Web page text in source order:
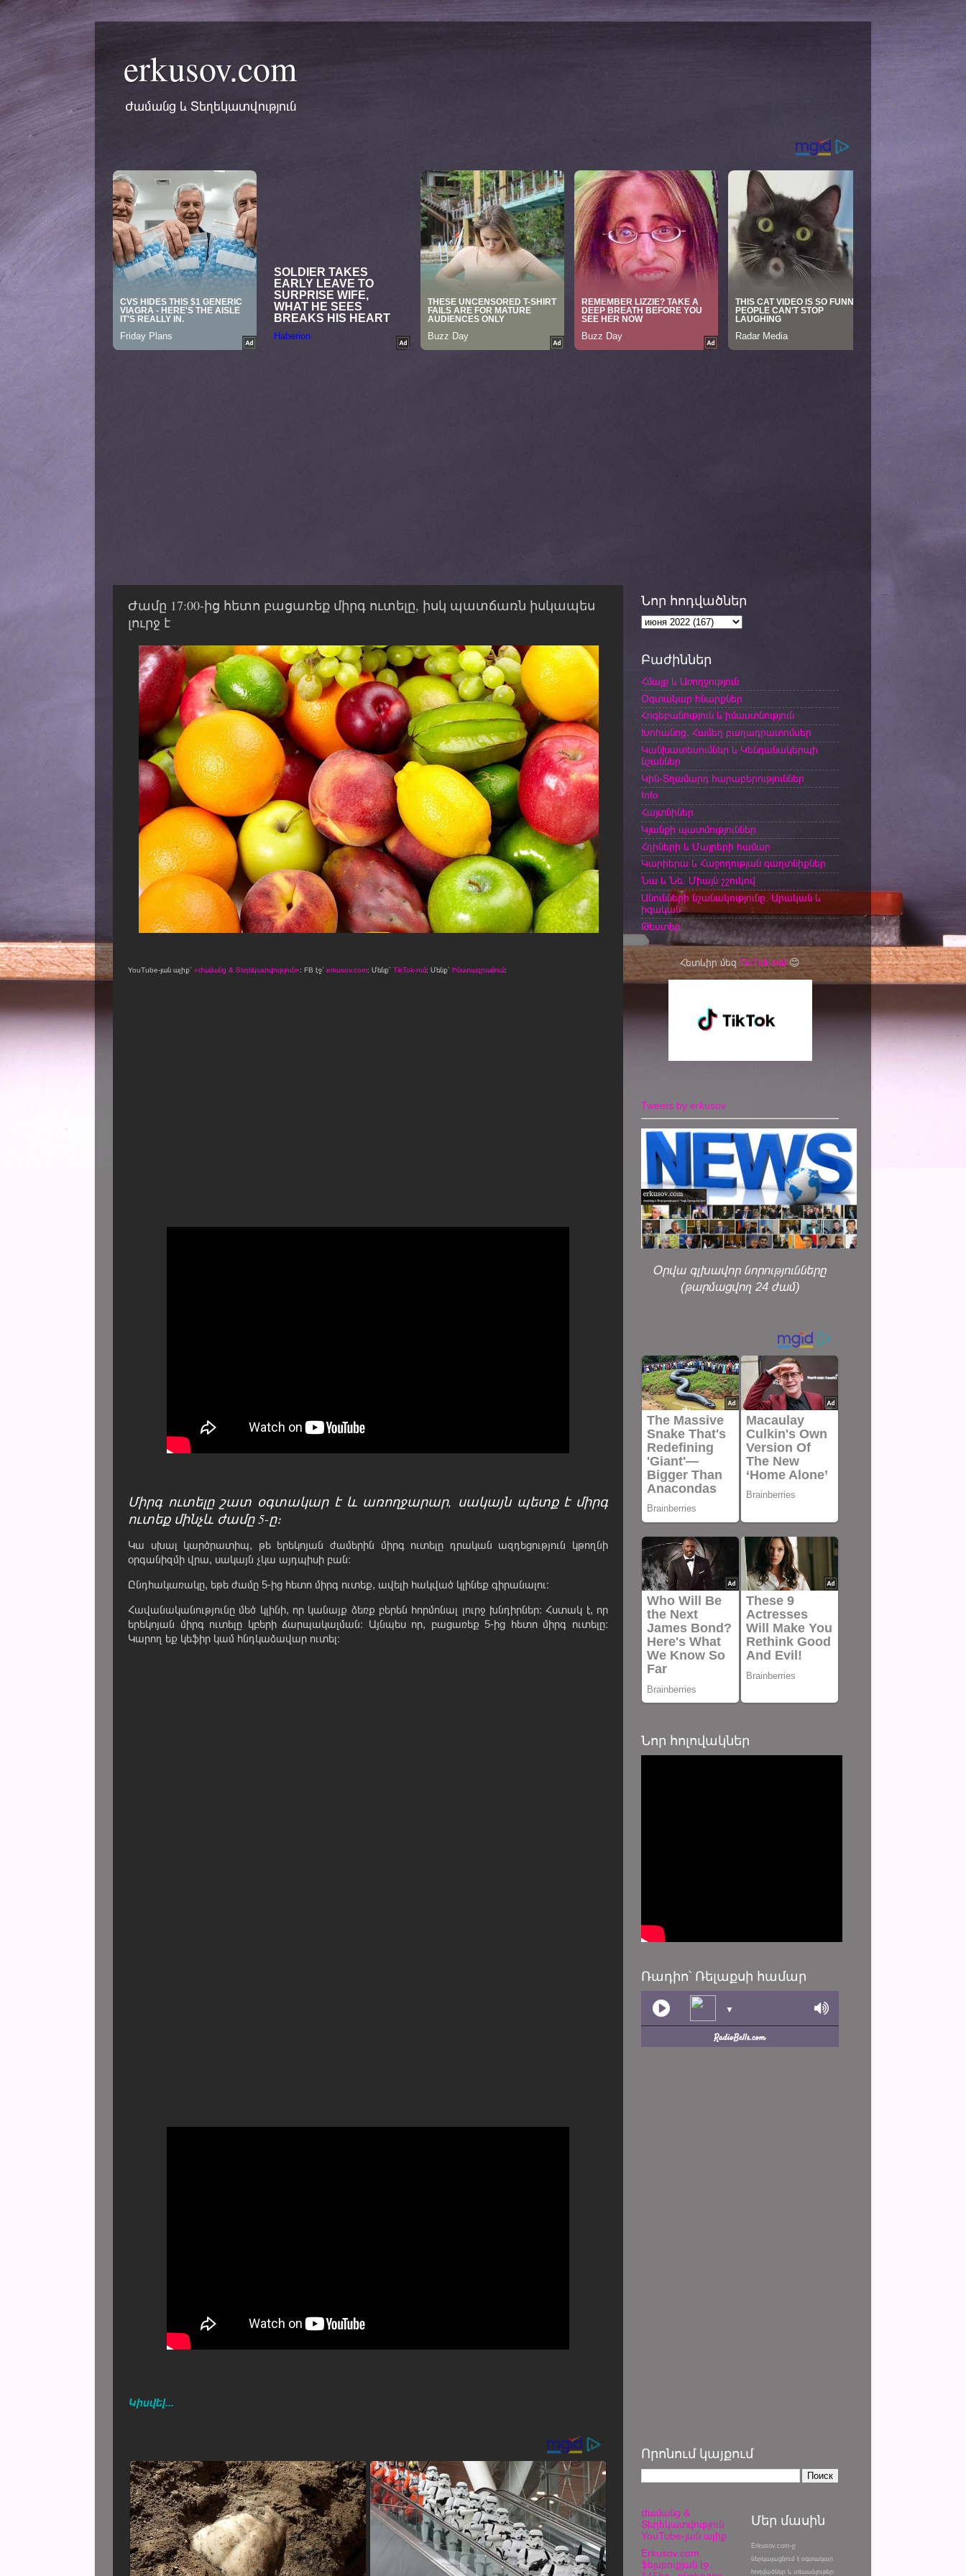
erkusov.com
Ժամանց և Տեղեկատվություն
Ժամը 17:00-ից հետո բացառեք միրգ ուտելը, իսկ պատճառն իսկապես
լուրջ է
YouTube-յան ալիք՝ «Ժամանց & Տեղեկատվություն»։ FB էջ՝ erkusov.com: Մենք՝ TikTok-ում: Մենք՝ Ինստագրամում։
Միրգ ուտելը շատ օգտակար է և առողջարար, սակայն պետք է միրգ
ուտեք մինչև ժամը 5-ը։
Կա սխալ կարծրատիպ, թե երեկոյան ժամերին միրգ ուտելը դրական ազդեցություն կթողնի
օրգանիզմի վրա, սակայն չկա այդպիսի բան։
Ընդհակառակը, եթե ժամը 5-ից հետո միրգ ուտեք, ավելի հակված կլինեք գիրանալու։
Հավանականությունը մեծ կլինի, որ կանայք ձեռք բերեն հորմոնալ լուրջ խնդիրներ։ Հստակ է, որ
երեկոյան միրգ ուտելը կբերի ճարպակալման։ Այնպես որ, բացառեք 5-ից հետո միրգ ուտելը։
Կարող եք կեֆիր կամ հնդկաձավար ուտել։
Կիսվել...
Նոր հոդվածներ
Բաժիններ
Հմայք և Առողջություն
Օգտակար հնարքներ
Հոգեբանություն և իմաստնություն
Խոհանոց. Համեղ բաղադրատոմսեր
Կանխատեսումներ և Կենդանակերպի
նշաններ
Կին-Տղամարդ հարաբերություններ
Info
Հայտնիներ
Կյանքի պատմություններ
Հղիների և Մայրերի համար
Կարիերա և Հաջողության գաղտնիքներ
Նա և Նե. Միայն շշուկով
Անունների նշանակությունը. Արական և
իգական
Թեստեր
Հետևիր մեզ TikTok-ում😊
Tweets by erkusov
Օրվա գլխավոր նորությունները
(թարմացվող 24 ժամ)
Նոր հոլովակներ
Ռադիո՝ Ռելաքսի համար
▼
Որոնում կայքում
Ժամանց &
Տեղեկատվություն
YouTube-յան ալիք
Erkusov.com
ֆեյսբուքյան էջ․
Մեր մասին
Erkusov.com-ը
ներկայացնում է օգտակար
հոդվածներ և տեսանյութեր